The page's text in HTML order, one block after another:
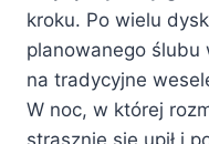
kroku. Po wielu
planowanego ślubu
na tradycyjne
W noc, w której